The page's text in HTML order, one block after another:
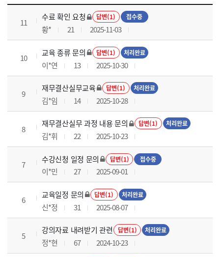
재무결산실무 과정 목록 으로 번호, 제목, 작성자, 조회수, 등록 일로 나열 되고 있습니다.
11
수료 확인 요청 답변(1) 접수중
황* 21 2025-11-03
10
교육 종류 문의 답변(1) 처리완료
이*연 13 2025-10-30
9
재무결산실무교육 답변(1) 처리완료
김*임 14 2025-10-28
8
재무결산실무 과정 내용 문의 답변(1) 처리완료
김*휘 22 2025-10-23
7
수강신청 일정 문의 답변(1) 접수중
이*민 27 2025-09-01
6
교육일정 문의 답변(1) 처리완료
신*정 31 2025-08-07
5
강의자료 내려받기 관련 답변(1) 처리완료
정*현 67 2024-10-23